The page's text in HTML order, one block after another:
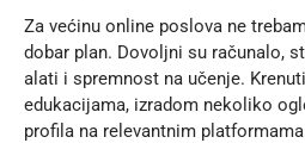
Za većinu online poslova ne
dobar plan. Dovoljni su računalo,
alati i spremnost na učenje.
edukacijama, izradom nekoliko
profila na relevantnim